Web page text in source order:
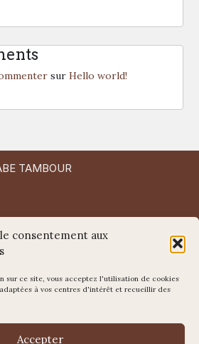
consentement aux
sur ce site, vous acceptez l'utilisation de cookies
à vos centres d'intérêt et recueillir des
Accepter
sur Hello world!
TAMBOUR